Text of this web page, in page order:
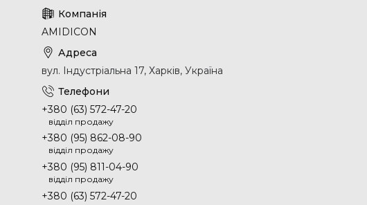
AMIDICON
вул. Індустріальна 17, Харків, Україна
+380 (63) 572-47-20
відділ продажу
+380 (95) 862-08-90
відділ продажу
+380 (95) 811-04-90
відділ продажу
+380 (63) 572-47-20